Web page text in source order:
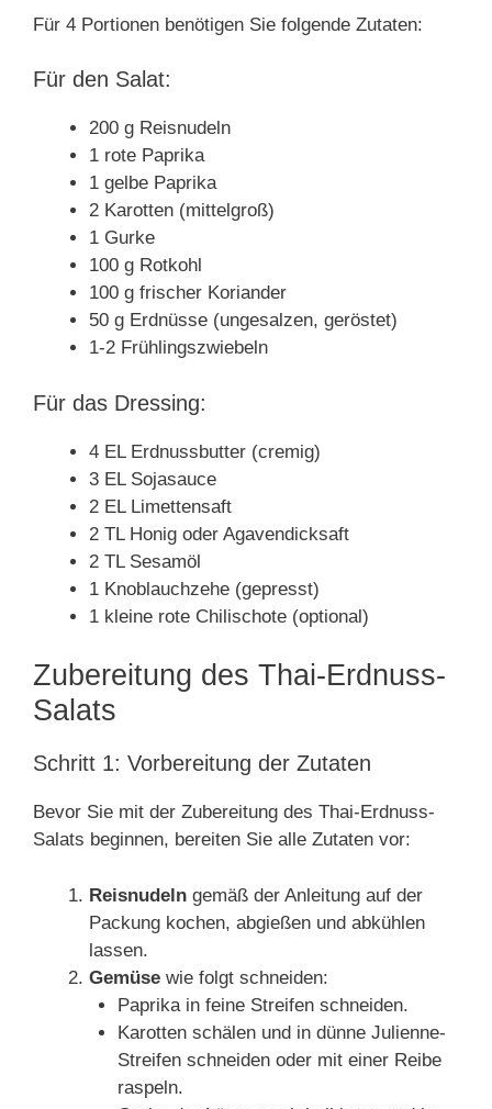
Für 4 Portionen benötigen Sie folgende Zutaten:
Für den Salat:
200 g Reisnudeln
1 rote Paprika
1 gelbe Paprika
2 Karotten (mittelgroß)
1 Gurke
100 g Rotkohl
100 g frischer Koriander
50 g Erdnüsse (ungesalzen, geröstet)
1-2 Frühlingszwiebeln
Für das Dressing:
4 EL Erdnussbutter (cremig)
3 EL Sojasauce
2 EL Limettensaft
2 TL Honig oder Agavendicksaft
2 TL Sesamöl
1 Knoblauchzehe (gepresst)
1 kleine rote Chilischote (optional)
Zubereitung des Thai-Erdnuss-
Salats
Schritt 1: Vorbereitung der Zutaten
Bevor Sie mit der Zubereitung des Thai-Erdnuss-
Salats beginnen, bereiten Sie alle Zutaten vor:
Reisnudeln gemäß der Anleitung auf der
Packung kochen, abgießen und abkühlen
lassen.
Gemüse wie folgt schneiden:
Paprika in feine Streifen schneiden.
Karotten schälen und in dünne Julienne-
Streifen schneiden oder mit einer Reibe
raspeln.